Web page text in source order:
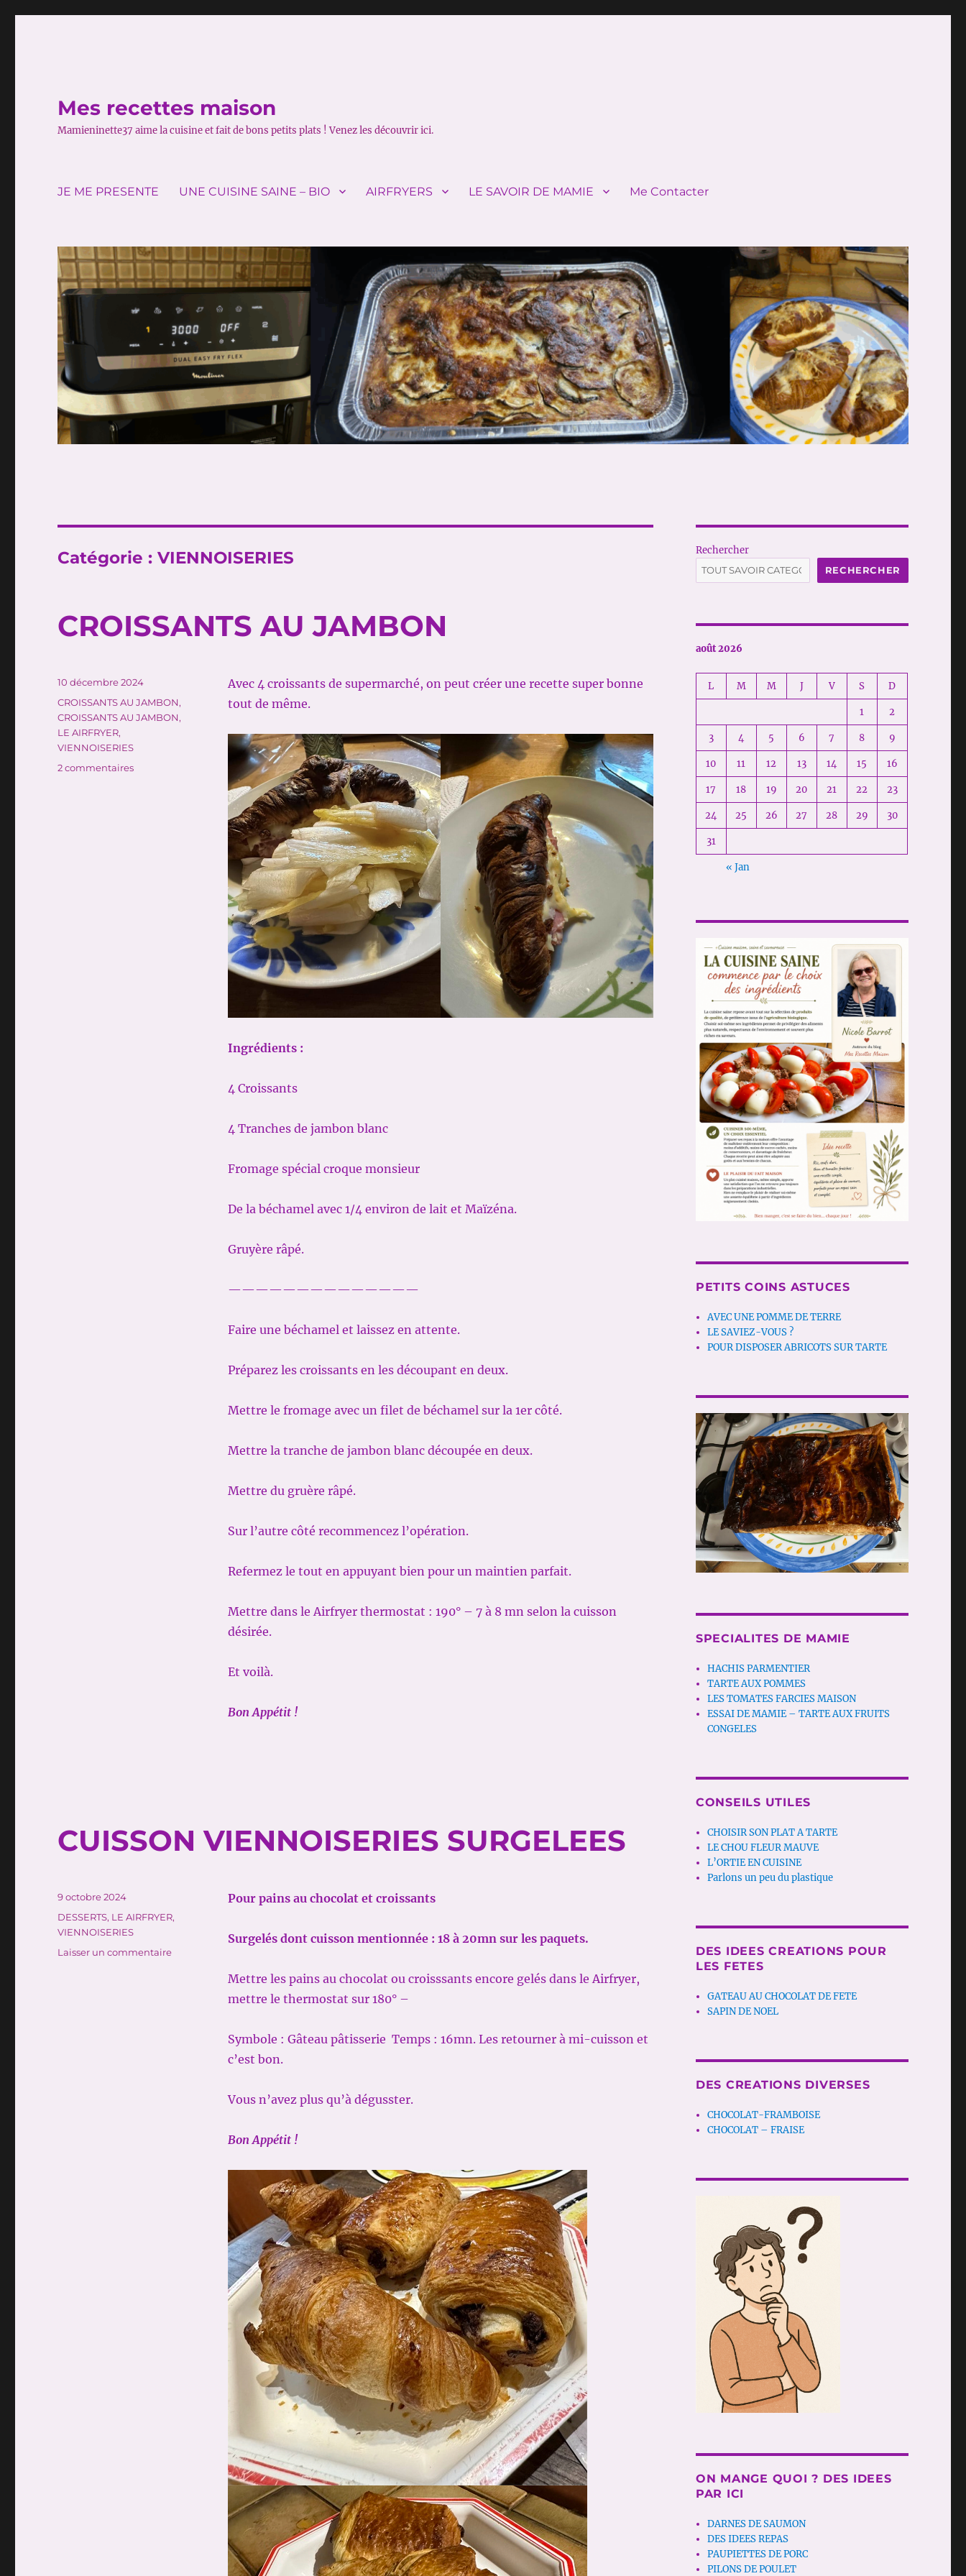
Mes recettes maison
Mamieninette37 aime la cuisine et fait de bons petits plats ! Venez les découvrir ici.
JE ME PRESENTE UNE CUISINE SAINE – BIO AIRFRYERS LE SAVOIR DE MAMIE Me Contacter
Catégorie :VIENNOISERIES
CROISSANTS AU JAMBON
Avec 4 croissants de supermarché, on peut créer une recette super bonne
tout de même.
Ingrédients :
4 Croissants
4 Tranches de jambon blanc
Fromage spécial croque monsieur
De la béchamel avec 1/4 environ de lait et Maïzéna.
Gruyère râpé.
——————————————
Faire une béchamel et laissez en attente.
Préparez les croissants en les découpant en deux.
Mettre le fromage avec un filet de béchamel sur la 1er côté.
Mettre la tranche de jambon blanc découpée en deux.
Mettre du gruère râpé.
Sur l’autre côté recommencez l’opération.
Refermez le tout en appuyant bien pour un maintien parfait.
Mettre dans le Airfryer thermostat : 190° – 7 à 8 mn selon la cuisson
désirée.
Et voilà.
Bon Appétit !
Publié
le
10 décembre 2024
Catégories
CROISSANTS AU JAMBON,
CROISSANTS AU JAMBON,
LE AIRFRYER,
VIENNOISERIES
2 commentairessur
CUISSON VIENNOISERIES SURGELEES
Pour pains au chocolat et croissants
Surgelés dont cuisson mentionnée : 18 à 20mn sur les paquets.
Mettre les pains au chocolat ou croisssants encore gelés dans le Airfryer,
mettre le thermostat sur 180° –
Symbole : Gâteau pâtisserie Temps : 16mn. Les retourner à mi-cuisson et
c’est bon.
Vous n’avez plus qu’à dégusster.
Bon Appétit !
Publié
9 octobre 2024
Catégories
DESSERTS, LE AIRFRYER,
VIENNOISERIES
Laisser un commentairesur
VIENNOISERIES
SURGELEES
Rechercher
RECHERCHER
août 2026
L M M J V S D
1 2
3 4 5 6 7 8 9
10 11 12 13 14 15 16
17 18 19 20 21 22 23
24 25 26 27 28 29 30
31
« Jan
PETITS COINS ASTUCES
AVEC UNE POMME DE TERRE
LE SAVIEZ-VOUS ?
POUR DISPOSER ABRICOTS SUR TARTE
SPECIALITES DE MAMIE
HACHIS PARMENTIER
TARTE AUX POMMES
LES TOMATES FARCIES MAISON
ESSAI DE MAMIE – TARTE AUX FRUITS
CONGELES
CONSEILS UTILES
CHOISIR SON PLAT A TARTE
LE CHOU FLEUR MAUVE
L’ORTIE EN CUISINE
Parlons un peu du plastique
DES IDEES CREATIONS POUR
LES FETES
GATEAU AU CHOCOLAT DE FETE
SAPIN DE NOEL
DES CREATIONS DIVERSES
CHOCOLAT-FRAMBOISE
CHOCOLAT – FRAISE
ON MANGE QUOI ? DES IDEES
PAR ICI
DARNES DE SAUMON
DES IDEES REPAS
PAUPIETTES DE PORC
PILONS DE POULET